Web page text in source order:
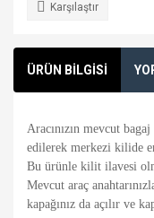
Karşılaştır
ÜRÜN BİLGİSİ
Aracınızın mevcut
edilerek merkezi kilide
Bu ürünle kilit ilavesi
Mevcut araç
kapağınız da açılır ve